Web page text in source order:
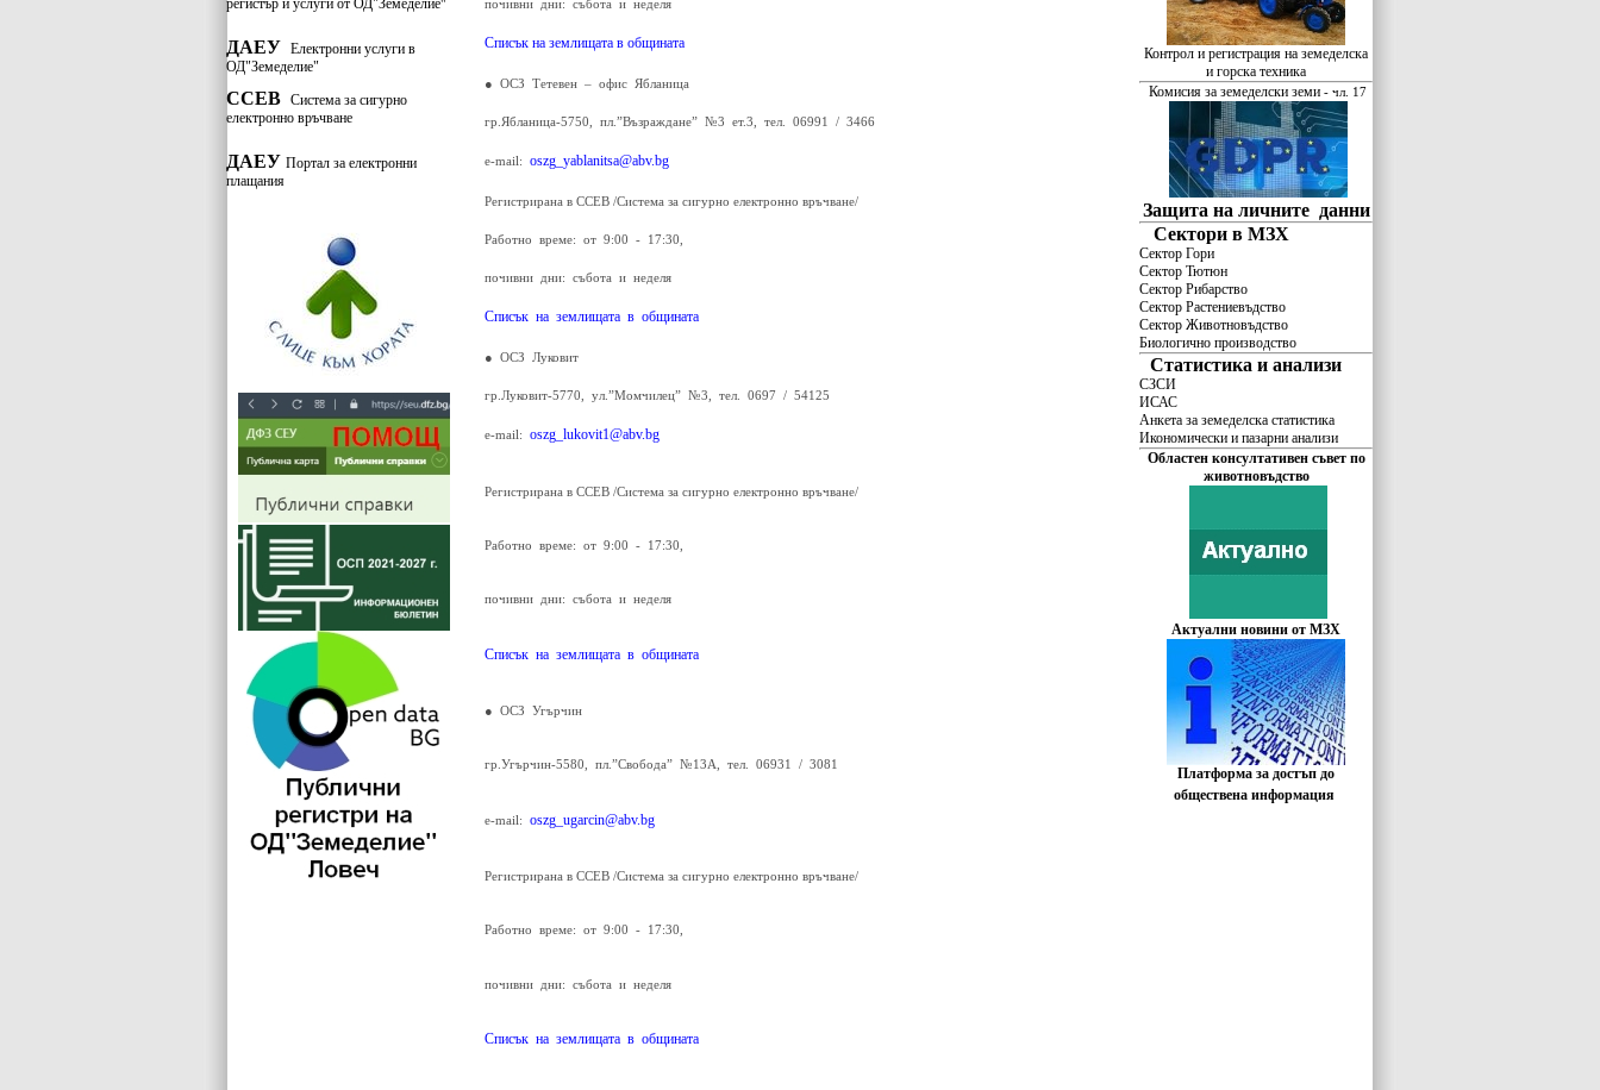
регистър и услуги от ОД"Земеделие"
ДАЕУ Електронни услуги в
ОД"Земеделие"
ССЕВ Система за сигурно
електронно връчване
ДАЕУ Портал за електронни
плащания
почивни дни: събота и неделя
Списък на землищата в общината
● ОСЗ Тетевен – офис Ябланица
гр.Ябланица-5750, пл.”Възраждане” №3 ет.3, тел. 06991 / 3466
e-mail: oszg_yablanitsa@abv.bg
Регистрирана в ССЕВ /Система за сигурно електронно връчване/
Работно време: от 9:00 - 17:30,
почивни дни: събота и неделя
Списък на землищата в общината
● ОСЗ Луковит
гр.Луковит-5770, ул.”Момчилец” №3, тел. 0697 / 54125
e-mail: oszg_lukovit1@abv.bg
Регистрирана в ССЕВ /Система за сигурно електронно връчване/
Работно време: от 9:00 - 17:30,
почивни дни: събота и неделя
Списък на землищата в общината
● ОСЗ Угърчин
гр.Угърчин-5580, пл.”Свобода” №13А, тел. 06931 / 3081
e-mail: oszg_ugarcin@abv.bg
Регистрирана в ССЕВ /Система за сигурно електронно връчване/
Работно време: от 9:00 - 17:30,
почивни дни: събота и неделя
Списък на землищата в общината
Контрол и регистрация на земеделска
и горска техника
Комисия за земеделски земи - чл. 17
Защита на личните данни
Сектори в МЗХ
Сектор Гори
Сектор Тютюн
Сектор Рибарство
Сектор Растениевъдство
Сектор Животновъдство
Биологично производство
Статистика и анализи
СЗСИ
ИСАС
Анкета за земеделска статистика
Икономически и пазарни анализи
Областeн консултативeн съвет по
животновъдство
Актуални новини от МЗХ
Платформа за достъп до
обществена информация